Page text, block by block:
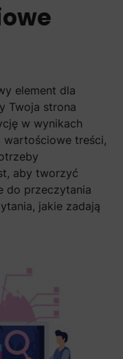
element dla
Twoja strona
w wynikach
wartościowe treści,
aby tworzyć
do przeczytania
jakie zadają